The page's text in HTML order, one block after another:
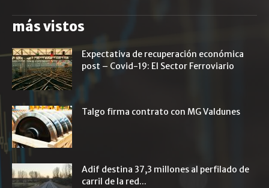
más vistos
Expectativa de recuperación económica
post – Covid-19: El Sector Ferroviario
Talgo firma contrato con MG Valdunes
Adif destina 37,3 millones al perfilado de
carril de la red...